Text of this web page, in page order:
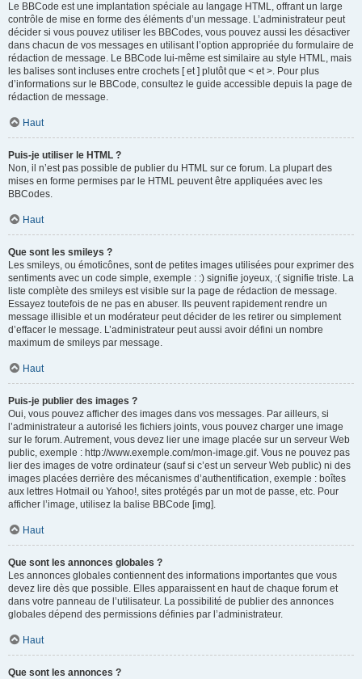
Le BBCode est une implantation spéciale au langage HTML, offrant un large
contrôle de mise en forme des éléments d’un message. L’administrateur peut
décider si vous pouvez utiliser les BBCodes, vous pouvez aussi les désactiver
dans chacun de vos messages en utilisant l’option appropriée du formulaire de
rédaction de message. Le BBCode lui-même est similaire au style HTML, mais
les balises sont incluses entre crochets [ et ] plutôt que < et >. Pour plus
d’informations sur le BBCode, consultez le guide accessible depuis la page de
rédaction de message.
Haut
Puis-je utiliser le HTML ?
Non, il n’est pas possible de publier du HTML sur ce forum. La plupart des
mises en forme permises par le HTML peuvent être appliquées avec les
BBCodes.
Haut
Que sont les smileys ?
Les smileys, ou émoticônes, sont de petites images utilisées pour exprimer des
sentiments avec un code simple, exemple : :) signifie joyeux, :( signifie triste. La
liste complète des smileys est visible sur la page de rédaction de message.
Essayez toutefois de ne pas en abuser. Ils peuvent rapidement rendre un
message illisible et un modérateur peut décider de les retirer ou simplement
d’effacer le message. L’administrateur peut aussi avoir défini un nombre
maximum de smileys par message.
Haut
Puis-je publier des images ?
Oui, vous pouvez afficher des images dans vos messages. Par ailleurs, si
l’administrateur a autorisé les fichiers joints, vous pouvez charger une image
sur le forum. Autrement, vous devez lier une image placée sur un serveur Web
public, exemple : http://www.exemple.com/mon-image.gif. Vous ne pouvez pas
lier des images de votre ordinateur (sauf si c’est un serveur Web public) ni des
images placées derrière des mécanismes d’authentification, exemple : boîtes
aux lettres Hotmail ou Yahoo!, sites protégés par un mot de passe, etc. Pour
afficher l’image, utilisez la balise BBCode [img].
Haut
Que sont les annonces globales ?
Les annonces globales contiennent des informations importantes que vous
devez lire dès que possible. Elles apparaissent en haut de chaque forum et
dans votre panneau de l’utilisateur. La possibilité de publier des annonces
globales dépend des permissions définies par l’administrateur.
Haut
Que sont les annonces ?